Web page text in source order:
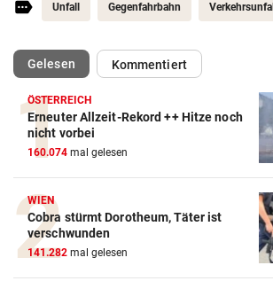
Unfall Gegenfahrbahn Verkehrsunfall
Gelesen(ausgewählt)Kommentiert
ÖSTERREICH
Erneuter Allzeit-Rekord ++ Hitze noch
nicht vorbei
160.074 mal gelesen
WIEN
Cobra stürmt Dorotheum, Täter ist
verschwunden
141.282 mal gelesen